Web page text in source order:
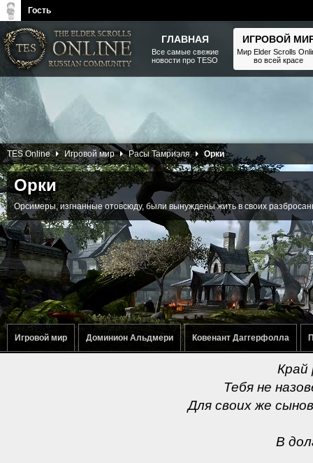
12 Апреля 2013
Игровой мир Доминион Альдмери Ковенант Даггерфолла
Орки
Орсимеры, изгнанные отовсюду, были вынуждены жить в своих
TES Online Игровой мир Расы Тамриэля Орки
Край
Тебя не
Для своих же
В
The Elder Scrolls, Fallout,
Bethesda Softworks - статьи,
новости, дополнения
ГЛАВНАЯ
Все самые свежие
новости про TESO
ИГРОВОЙ
Мир Elder Scrolls
во всей красе
Гость